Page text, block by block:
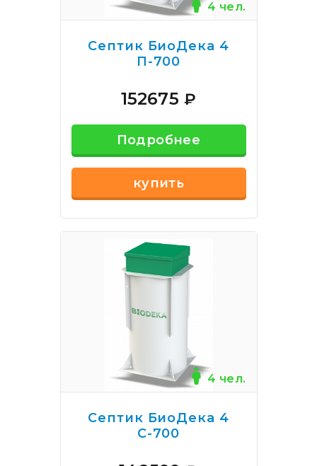
4 чел.
Септик БиоДека 4
П-700
152675₽
Подробнее
купить
4 чел.
Септик БиоДека 4
С-700